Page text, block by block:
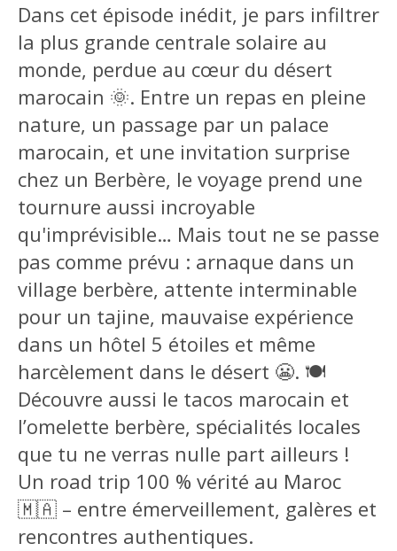
Dans cet épisode inédit, je pars infiltrer
la plus grande centrale solaire au
monde, perdue au cœur du désert
marocain 🌞. Entre un repas en pleine
nature, un passage par un palace
marocain, et une invitation surprise
chez un Berbère, le voyage prend une
tournure aussi incroyable
qu'imprévisible… Mais tout ne se passe
pas comme prévu : arnaque dans un
village berbère, attente interminable
pour un tajine, mauvaise expérience
dans un hôtel 5 étoiles et même
harcèlement dans le désert 😬. 🍽️
Découvre aussi le tacos marocain et
l’omelette berbère, spécialités locales
que tu ne verras nulle part ailleurs !
Un road trip 100 % vérité au Maroc
🇲🇦 – entre émerveillement, galères et
rencontres authentiques.